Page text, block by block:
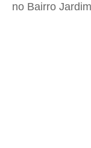
no Bairro